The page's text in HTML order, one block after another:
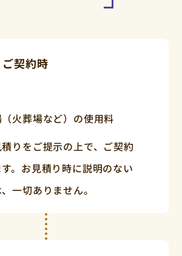
ご契約時
（火葬場など）の使用料
りをご提示の上で、ご契約
。お見積り時に説明のない
一切ありません。